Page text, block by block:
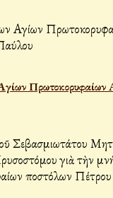
Πρωτοκορυφαίων